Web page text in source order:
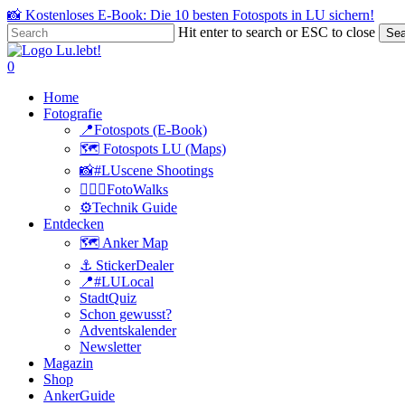
Skip
to
main
content
📸 Kostenloses E-Book: Die 10 besten Fotospots in LU sichern!
Hit enter to search or ESC to close
Close
Search
search
0
Home
Fotografie
📍Fotospots (E-Book)
🗺️ Fotospots LU (Maps)
📸#LUscene Shootings
🚶🏻‍♂️FotoWalks
⚙️Technik Guide
Entdecken
🗺️ Anker Map
⚓️ StickerDealer
📍#LULocal
StadtQuiz
Schon gewusst?
Adventskalender
Newsletter
Magazin
Shop
AnkerGuide